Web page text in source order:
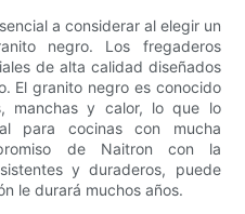
a considerar al elegir un
negro. Los fregaderos
de alta calidad diseñados
El granito negro es conocido
manchas y calor, lo que lo
para cocinas con mucha
de Naitron con la
y duraderos, puede
le durará muchos años.